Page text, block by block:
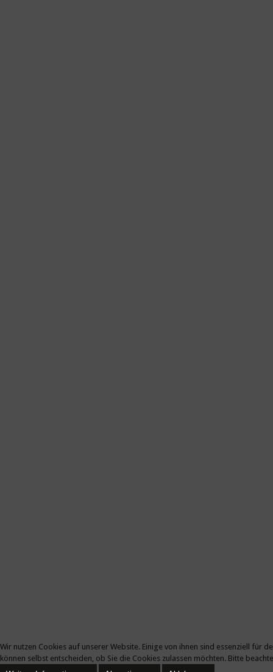
Wir nutzen Cookies auf unserer Website. Einige von ihnen sind essenziell für
können selbst entscheiden, ob Sie die Cookies zulassen möchten. Bitte